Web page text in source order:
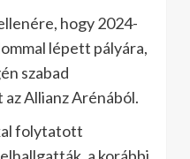
hogy 2024-
lépett pályára,
szabad
Allianz Arénából.
folytatott